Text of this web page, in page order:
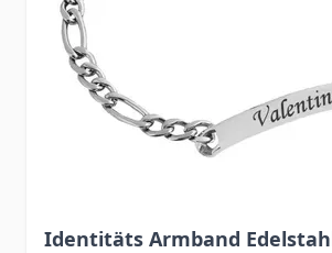
Identitäts Armband